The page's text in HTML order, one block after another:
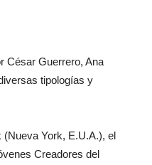
César Guerrero, Ana
tipologías y
(Nueva York, E.U.A.), el
Creadores del